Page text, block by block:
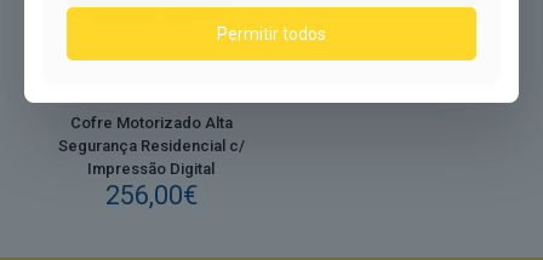
Cofre Motorizado Alta
Segurança Residencial c/
Impressão Digital
256,00€
Permitir todos